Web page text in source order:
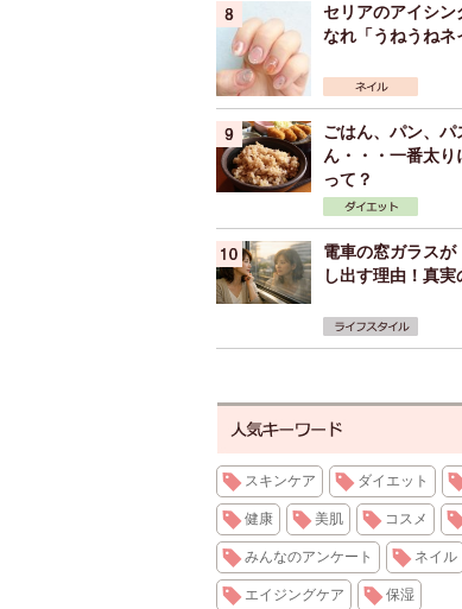
セリアのアイシン
なれ「うねうねネ
ごはん、パン、パ
ん・・・一番太り
って？
電車の窓ガラスが
し出す理由！真実
スキンケア ダイエット
健康 美肌 コスメ
みんなのアンケート ネイル
エイジングケア 保湿